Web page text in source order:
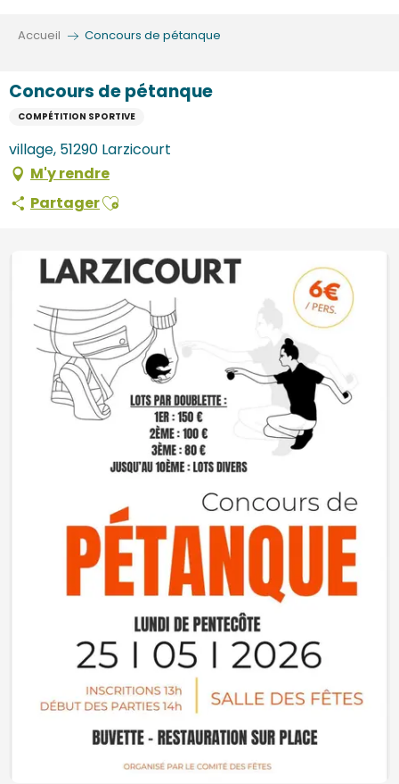
Accueil Concours de pétanque
Concours de pétanque
COMPÉTITION SPORTIVE
village, 51290 Larzicourt
M'y rendre
PartagerAjouter aux favoris